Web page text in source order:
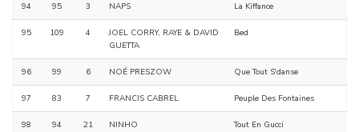
94 95 3 NAPS La Kiffance
95 109 4
JOEL CORRY, RAYE & DAVID
GUETTA
Bed
96 99 6 NOÉ PRESZOW Que Tout S'danse
97 83 7 FRANCIS CABREL Peuple Des Fontaines
98 94 21 NINHO Tout En Gucci